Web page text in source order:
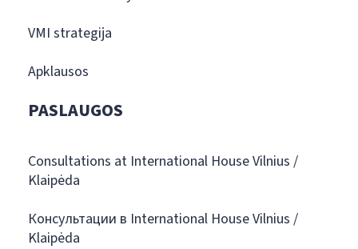
VMI strategija
Apklausos
PASLAUGOS
Consultations at International House Vilnius /
Klaipėda
Консультации в International House Vilnius /
Klaipėda